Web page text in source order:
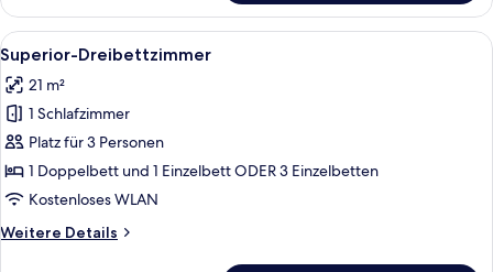
Doppel-
oder
-
Zweibettzimmer
Alle
Fotos
für
Superior-
Dreibettzimmer
anzeigen
Ein modernes Hotelzimmer mit
17
Superior-Dreibettzimmer
21 m²
1 Schlafzimmer
Platz für 3 Personen
1 Doppelbett und 1 Einzelbett ODER 3 Einzelbetten
Kostenloses WLAN
Weitere Details
Weitere